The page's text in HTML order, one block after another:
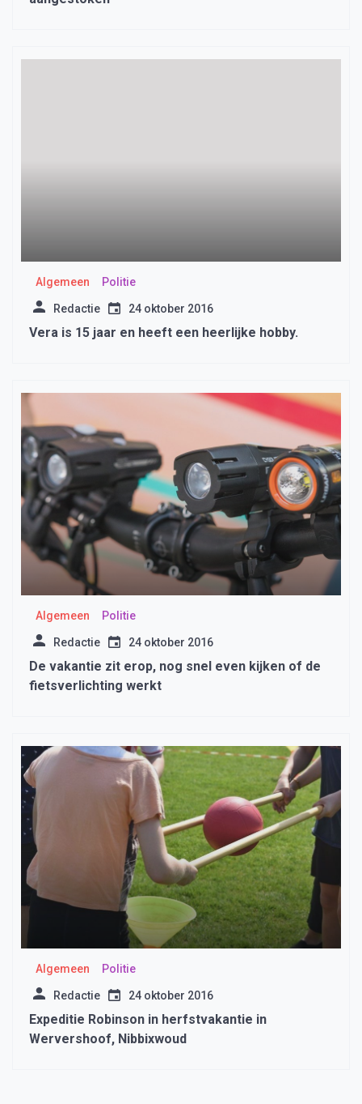
Algemeen Politie
Redactie 24 oktober 2016
Vera is 15 jaar en heeft een heerlijke hobby.
Algemeen Politie
Redactie 24 oktober 2016
De vakantie zit erop, nog snel even kijken of de
fietsverlichting werkt
Algemeen Politie
Redactie 24 oktober 2016
Expeditie Robinson in herfstvakantie in
Wervershoof, Nibbixwoud